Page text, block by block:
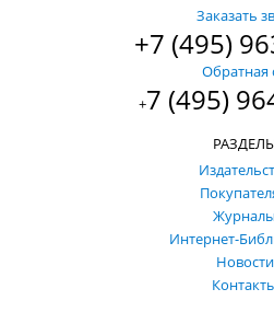
Заказать
+7 (495)
Обратная
+7 (495)
Журналы
Интернет-
Новости